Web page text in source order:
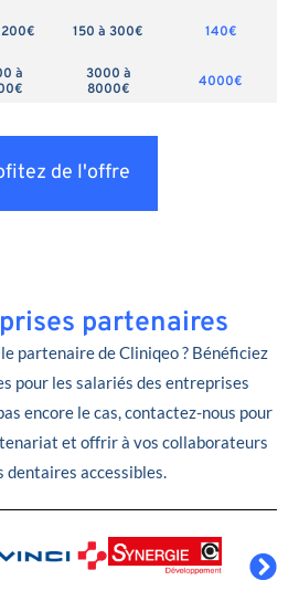
150 à 300€ 140€
à
3000 à
8000€
4000€
de l'offre
partenaires
partenaire de Cliniqeo ? Bénéficiez
pour les salariés des entreprises
encore le cas, contactez-nous pour
et offrir à vos collaborateurs
dentaires accessibles.